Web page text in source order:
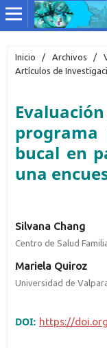
Inicio / Archivos /
Artículos de
programa
bucal en
una
Silvana Chang
Centro de Salud
Mariela Quiroz
Universidad de
DOI: https://